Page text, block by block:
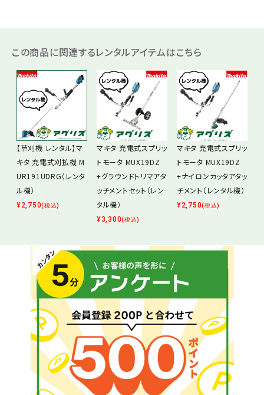
この商品に関連するレンタルアイテムはこちら
【草刈機 レンタル】マ
キタ 充電式刈払機 M
UR191UDRG（レンタ
ル機）
¥2,750(税込)
マキタ 充電式スプリッ
トモータ MUX19DZ
+グラウンドトリマアタ
ッチメントセット（レン
タル機）
¥3,300(税込)
マキタ 充電式スプリッ
トモータ MUX19DZ
+ナイロンカッタアタッ
チメント（レンタル機）
¥2,750(税込)